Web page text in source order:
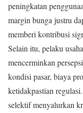
peningkatan
margin bunga justru
memberi kontribusi
Selain itu, pelaku
mencerminkan
kondisi pasar, biaya
ketidakpastian
selektif menyalurkan